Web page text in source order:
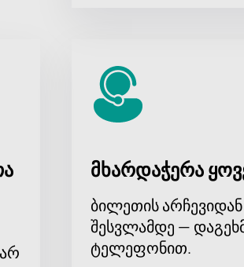
მხარდაჭერა
ბილეთის არჩევიდან
შესვლამდე —
ტელეფონით.